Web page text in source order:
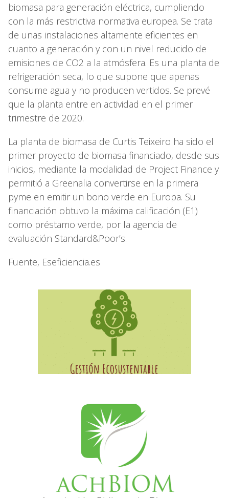
biomasa para generación eléctrica, cumpliendo
con la más restrictiva normativa europea. Se trata
de unas instalaciones altamente eficientes en
cuanto a generación y con un nivel reducido de
emisiones de CO2 a la atmósfera. Es una planta de
refrigeración seca, lo que supone que apenas
consume agua y no producen vertidos. Se prevé
que la planta entre en actividad en el primer
trimestre de 2020.
La planta de biomasa de Curtis Teixeiro ha sido el
primer proyecto de biomasa financiado, desde sus
inicios, mediante la modalidad de Project Finance y
permitió a Greenalia convertirse en la primera
pyme en emitir un bono verde en Europa. Su
financiación obtuvo la máxima calificación (E1)
como préstamo verde, por la agencia de
evaluación Standard&Poor’s.
Fuente, Eseficiencia.es